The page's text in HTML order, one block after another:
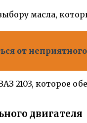
масла,
от
2103, которое
двигателя